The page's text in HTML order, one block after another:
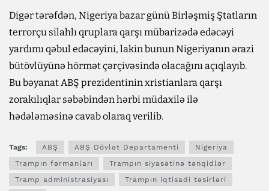
Digər tərəfdən, Nigeriya bazar günü Birləşmiş Ştatların
terrorçu silahlı qruplara qarşı mübarizədə edəcəyi
yardımı qəbul edəcəyini, lakin bunun Nigeriyanın ərazi
bütövlüyünə hörmət çərçivəsində olacağını açıqlayıb.
Bu bəyanat ABŞ prezidentinin xristianlara qarşı
zorakılıqlar səbəbindən hərbi müdaxilə ilə
hədələməsinə cavab olaraq verilib.
Tags: ABŞ ABŞ Dövlət Departamenti
Nigeriya
Trampın fərmanları
Trampın siyasətinə tənqidlər
Tramp administrasiyası
Trampın iqtisadi təsirləri